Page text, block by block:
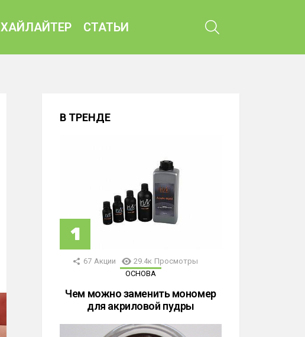
ХАЙЛАЙТЕР СТАТЬИ
В ТРЕНДЕ
67 Акции 29.4к Просмотры
ОСНОВА
Чем можно заменить мономер
для акриловой пудры